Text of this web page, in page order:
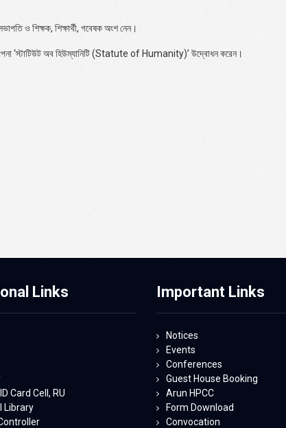
ও শিক্ষক, শিক্ষার্থী, গবেষক অংশ নেন।
‘স্টাটিউট অব হিউম্যানিটি (Statute of Humanity)’ উদ্বোধন করেন।
Links
Card Cell, RU
Library
Important Links
Notices
Events
Conferences
Guest House Booking
Arun HPCC
Form Download
Convocation